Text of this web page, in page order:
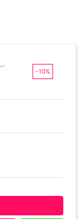
-10%